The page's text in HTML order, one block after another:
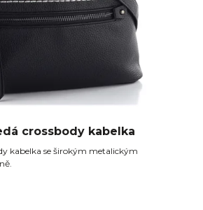
crossbody kabelka
kabelka se širokým metalickým